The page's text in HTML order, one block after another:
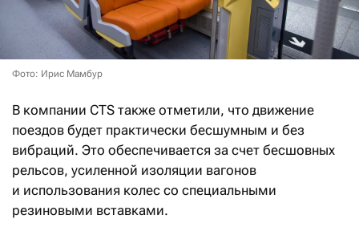
Фото: Ирис Мамбур
В компании CTS также отметили, что движение
поездов будет практически бесшумным и без
вибраций. Это обеспечивается за счет бесшовных
рельсов, усиленной изоляции вагонов
и использования колес со специальными
резиновыми вставками.